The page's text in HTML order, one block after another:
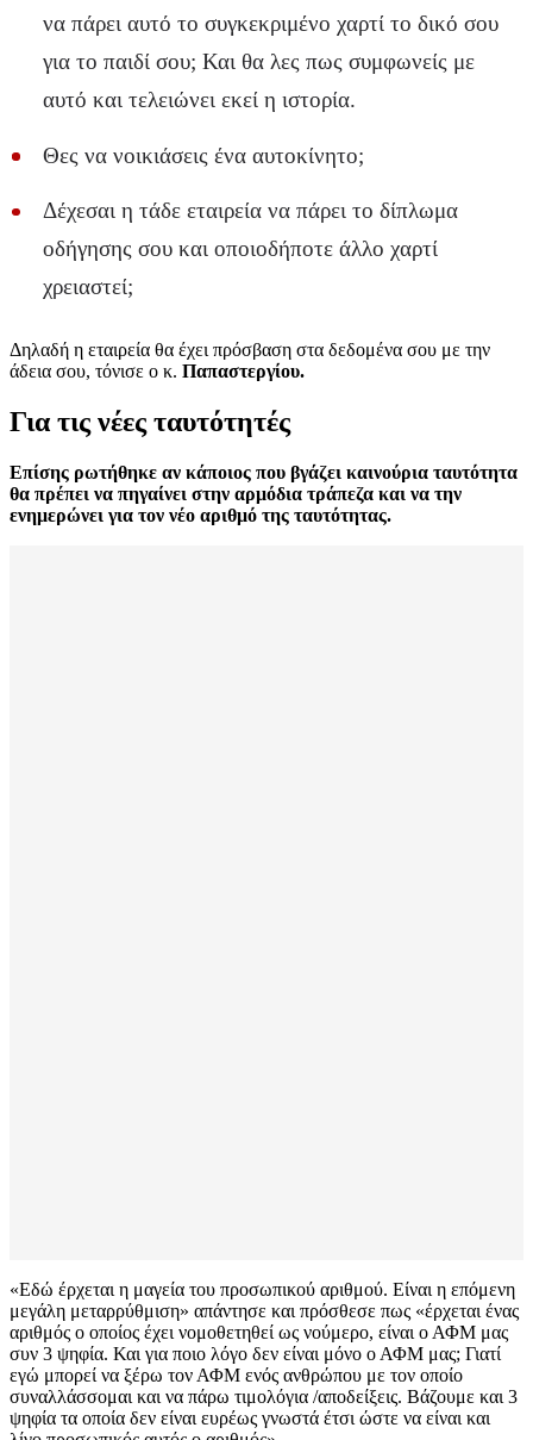
να πάρει αυτό το συγκεκριμένο χαρτί το δικό σου
για το παιδί σου; Και θα λες πως συμφωνείς με
αυτό και τελειώνει εκεί η ιστορία.
Θες να νοικιάσεις ένα αυτοκίνητο;
Δέχεσαι η τάδε εταιρεία να πάρει το δίπλωμα
οδήγησης σου και οποιοδήποτε άλλο χαρτί
χρειαστεί;
Δηλαδή η εταιρεία θα έχει πρόσβαση στα δεδομένα σου με την
άδεια σου, τόνισε ο κ. Παπαστεργίου.
Για τις νέες ταυτότητές
Επίσης ρωτήθηκε αν κάποιος που βγάζει καινούρια ταυτότητα
θα πρέπει να πηγαίνει στην αρμόδια τράπεζα και να την
ενημερώνει για τον νέο αριθμό της ταυτότητας.
«Εδώ έρχεται η μαγεία του προσωπικού αριθμού. Είναι η επόμενη
μεγάλη μεταρρύθμιση» απάντησε και πρόσθεσε πως «έρχεται ένας
αριθμός ο οποίος έχει νομοθετηθεί ως νούμερο, είναι ο ΑΦΜ μας
συν 3 ψηφία. Και για ποιο λόγο δεν είναι μόνο ο ΑΦΜ μας; Γιατί
εγώ μπορεί να ξέρω τον ΑΦΜ ενός ανθρώπου με τον οποίο
συναλλάσσομαι και να πάρω τιμολόγια /αποδείξεις. Βάζουμε και 3
ψηφία τα οποία δεν είναι ευρέως γνωστά έτσι ώστε να είναι και